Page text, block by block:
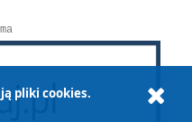
pliki cookies.